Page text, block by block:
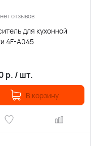
нет отзывов
для кухонной
4F-A045
р. / шт.
В корзину